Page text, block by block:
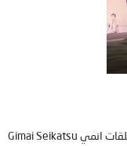
مرحبا بك في موقع انمي دار animedar نقدم لك حلقات انمي Gimai Seikatsu